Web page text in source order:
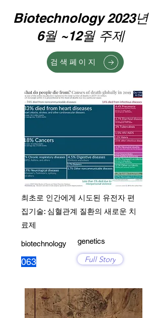
Biotechnology 2023년
6월 ~12월 주제
검색페이지
최초로 인간에게 시도된 유전자 편
집기술: 심혈관계 질환의 새로운 치
료제
biotechnology
063
genetics
Full Story